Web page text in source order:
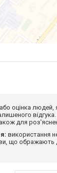
або оцінка
для
використання
що ображають